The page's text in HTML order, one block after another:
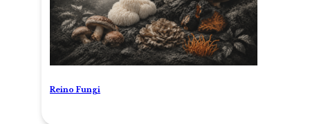
Reino Fungi